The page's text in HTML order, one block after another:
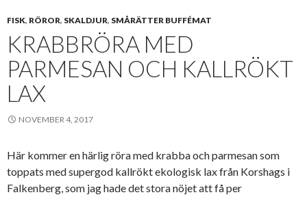
FISK, RÖROR, SKALDJUR, SMÅRÄTTER BUFFÉMAT
KRABBRÖRA MED
PARMESAN OCH KALLRÖKT
LAX
NOVEMBER 4, 2017
Här kommer en härlig röra med krabba och parmesan som
toppats med supergod kallrökt ekologisk lax från Korshags i
Falkenberg, som jag hade det stora nöjet att få per